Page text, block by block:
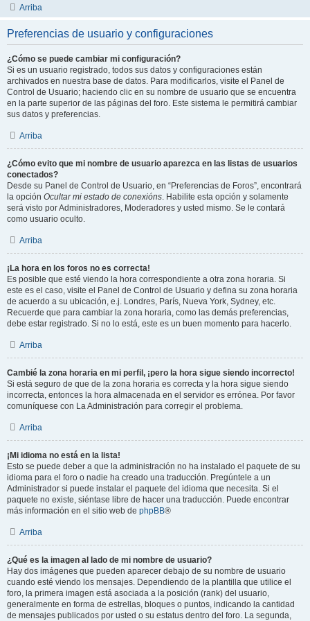
Arriba
Preferencias de usuario y configuraciones
¿Cómo se puede cambiar mi configuración?
Si es un usuario registrado, todos sus datos y configuraciones están
archivados en nuestra base de datos. Para modificarlos, visite el Panel de
Control de Usuario; haciendo clic en su nombre de usuario que se encuentra
en la parte superior de las páginas del foro. Este sistema le permitirá cambiar
sus datos y preferencias.
Arriba
¿Cómo evito que mi nombre de usuario aparezca en las listas de usuarios
conectados?
Desde su Panel de Control de Usuario, en “Preferencias de Foros”, encontrará
la opción Ocultar mi estado de conexións. Habilite esta opción y solamente
será visto por Administradores, Moderadores y usted mismo. Se le contará
como usuario oculto.
Arriba
¡La hora en los foros no es correcta!
Es posible que esté viendo la hora correspondiente a otra zona horaria. Si
este es el caso, visite el Panel de Control de Usuario y defina su zona horaria
de acuerdo a su ubicación, e.j. Londres, París, Nueva York, Sydney, etc.
Recuerde que para cambiar la zona horaria, como las demás preferencias,
debe estar registrado. Si no lo está, este es un buen momento para hacerlo.
Arriba
Cambié la zona horaria en mi perfil, ¡pero la hora sigue siendo incorrecto!
Si está seguro de que de la zona horaria es correcta y la hora sigue siendo
incorrecta, entonces la hora almacenada en el servidor es errónea. Por favor
comuníquese con La Administración para corregir el problema.
Arriba
¡Mi idioma no está en la lista!
Esto se puede deber a que la administración no ha instalado el paquete de su
idioma para el foro o nadie ha creado una traducción. Pregúntele a un
Administrador si puede instalar el paquete del idioma que necesita. Si el
paquete no existe, siéntase libre de hacer una traducción. Puede encontrar
más información en el sitio web de phpBB®
Arriba
¿Qué es la imagen al lado de mi nombre de usuario?
Hay dos imágenes que pueden aparecer debajo de su nombre de usuario
cuando esté viendo los mensajes. Dependiendo de la plantilla que utilice el
foro, la primera imagen está asociada a la posición (rank) del usuario,
generalmente en forma de estrellas, bloques o puntos, indicando la cantidad
de mensajes publicados por usted o su estatus dentro del foro. La segunda,